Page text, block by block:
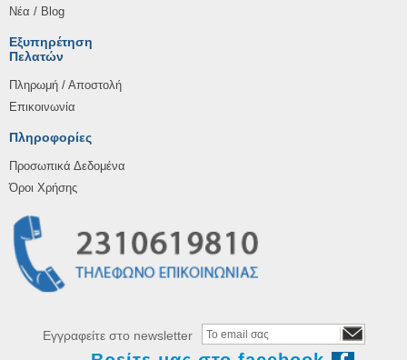
Νέα / Blog
Εξυπηρέτηση
Πελατών
Πληρωμή / Αποστολή
Επικοινωνία
Πληροφορίες
Προσωπικά Δεδομένα
Όροι Χρήσης
Εγγραφείτε στο newsletter